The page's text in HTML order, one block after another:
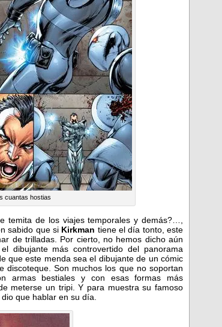
cuantas hostias
de los viajes temporales y demás?…,
sabido que si Kirkman tiene el día tonto, este
de trilladas. Por cierto, no hemos dicho aún
el dibujante más controvertido del panorama
que este menda sea el dibujante de un cómic
Son muchos los que no soportan
armas bestiales y con esas formas más
meterse un tripi. Y para muestra su famoso
dio que hablar en su día.